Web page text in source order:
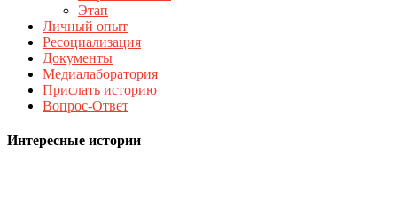
Этап
Личный опыт
Ресоциализация
Документы
Медиалаборатория
Прислать историю
Вопрос-Ответ
Интересные истории